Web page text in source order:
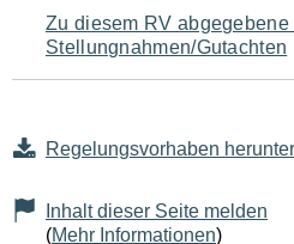
Zu diesem RV
Stellungnahmen/Gutachten
Regelungsvorhaben
Inhalt dieser Seite melden
(Mehr Informationen)